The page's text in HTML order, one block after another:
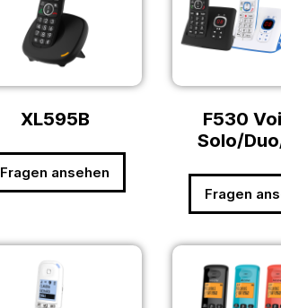
XL595B
Fragen ansehen
F530
Solo/
Fragen